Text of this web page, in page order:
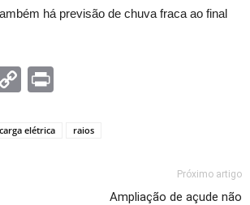
há previsão de chuva fraca ao final
TwitterCopy
elétrica raios
Próximo artigo
Ampliação de açude não